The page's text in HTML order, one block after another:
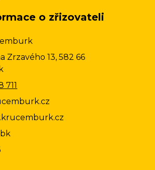
o zřizovateli
Zrzavého 13, 582 66
711